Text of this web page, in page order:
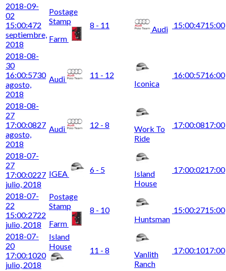
2018-09-
02
15:00:472
septiembre,
2018
Postage
Stamp
Farm
8 - 11 Audi 15:00:4715:00
2018-08-
30
16:00:5730
agosto,
2018
Audi
11 - 12
Iconica
16:00:5716:00
2018-08-
27
17:00:0827
agosto,
2018
Audi 12 - 8
Work To
Ride
17:00:0817:00
2018-07-
27
17:00:0227
julio, 2018
IGEA 6 - 5
Island
House
17:00:0217:00
2018-07-
22
15:00:2722
julio, 2018
Postage
Stamp
Farm
8 - 10
Huntsman
15:00:2715:00
2018-07-
20
17:00:1020
julio, 2018
Island
House
11 - 8
Vanlith
Ranch
17:00:1017:00